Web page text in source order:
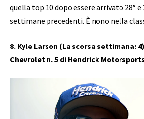
quella top 10 dopo essere arrivato 28° e
settimane precedenti. È nono nella
8. Kyle Larson (La scorsa settimana: 4)
Chevrolet n. 5 di Hendrick Motorsports